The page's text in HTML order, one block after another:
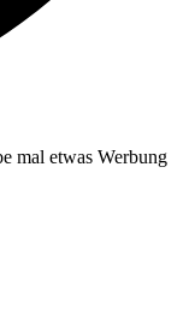
mal etwas Werbung